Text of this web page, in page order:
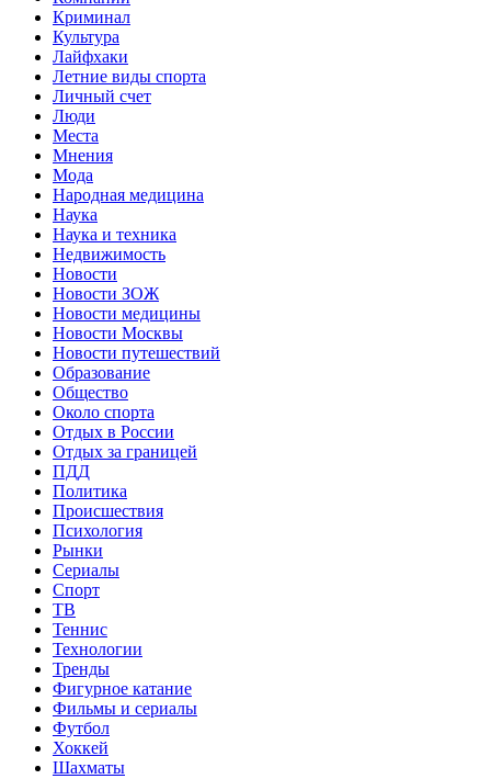
Криминал
Культура
Лайфхаки
Летние виды спорта
Личный счет
Люди
Места
Мнения
Мода
Народная медицина
Наука
Наука и техника
Недвижимость
Новости
Новости ЗОЖ
Новости медицины
Новости Москвы
Новости путешествий
Образование
Общество
Около спорта
Отдых в России
Отдых за границей
ПДД
Политика
Происшествия
Психология
Рынки
Сериалы
Спорт
ТВ
Теннис
Технологии
Тренды
Фигурное катание
Фильмы и сериалы
Футбол
Хоккей
Шахматы